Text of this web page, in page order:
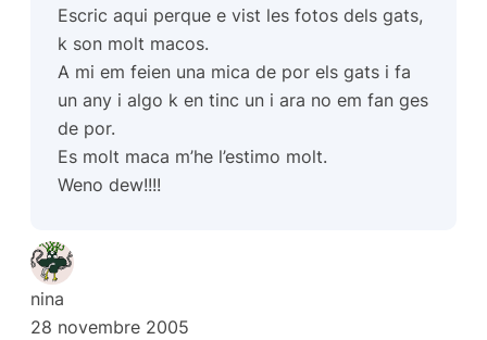
Escric aqui perque e vist les fotos dels gats,
k son molt macos.
A mi em feien una mica de por els gats i fa
un any i algo k en tinc un i ara no em fan ges
de por.
Es molt maca m’he l’estimo molt.
Weno dew!!!!
nina
28 novembre 2005